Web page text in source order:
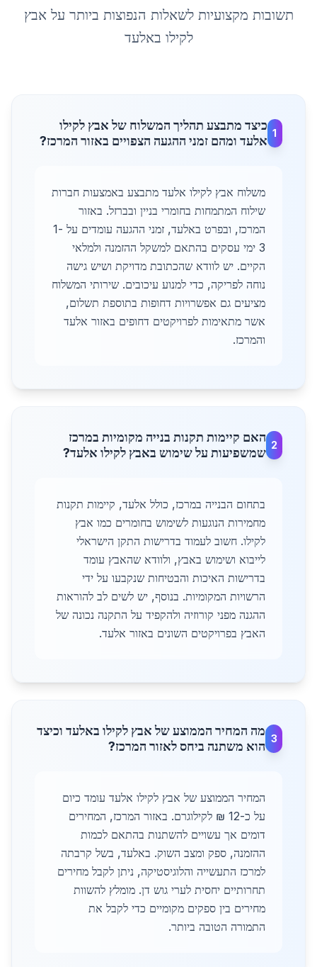
תשובות מקצועיות לשאלות הנפוצות ביותר עלאבץ
לקילו באלעד
1
כיצד מתבצע תהליך המשלוח של אבץ לקילו
אלעד ומהם זמני ההגעה הצפויים באזור המרכז?
משלוח אבץ לקילו אלעד מתבצע באמצעות חברות
שילוח המתמחות בחומרי בניין ובברזל. באזור
המרכז, ובפרט באלעד, זמני ההגעה עומדים על 1-
3 ימי עסקים בהתאם למשקל ההזמנה ולמלאי
הקיים. יש לוודא שהכתובת מדויקת ושיש גישה
נוחה לפריקה, כדי למנוע עיכובים. שירותי המשלוח
מציעים גם אפשרויות דחופות בתוספת תשלום,
אשר מתאימות לפרויקטים דחופים באזור אלעד
והמרכז.
2
האם קיימות תקנות בנייה מקומיות במרכז
שמשפיעות על שימוש באבץ לקילו אלעד?
בתחום הבנייה במרכז, כולל אלעד, קיימות תקנות
מחמירות הנוגעות לשימוש בחומרים כמו אבץ
לקילו. חשוב לעמוד בדרישות התקן הישראלי
לייבוא ושימוש באבץ, ולוודא שהאבץ עומד
בדרישות האיכות והבטיחות שנקבעו על ידי
הרשויות המקומיות. בנוסף, יש לשים לב להוראות
ההגנה מפני קורוזיה ולהקפיד על התקנה נכונה של
האבץ בפרויקטים השונים באזור אלעד.
3
מה המחיר הממוצע של אבץ לקילו באלעד וכיצד
הוא משתנה ביחס לאזור המרכז?
המחיר הממוצע של אבץ לקילו אלעד עומד כיום
על כ-12 ₪ לקילוגרם. באזור המרכז, המחירים
דומים אך עשויים להשתנות בהתאם לכמות
ההזמנה, ספק ומצב השוק. באלעד, בשל קרבתה
למרכז התעשייה והלוגיסטיקה, ניתן לקבל מחירים
תחרותיים יחסית לערי גוש דן. מומלץ להשוות
מחירים בין ספקים מקומיים כדי לקבל את
התמורה הטובה ביותר.